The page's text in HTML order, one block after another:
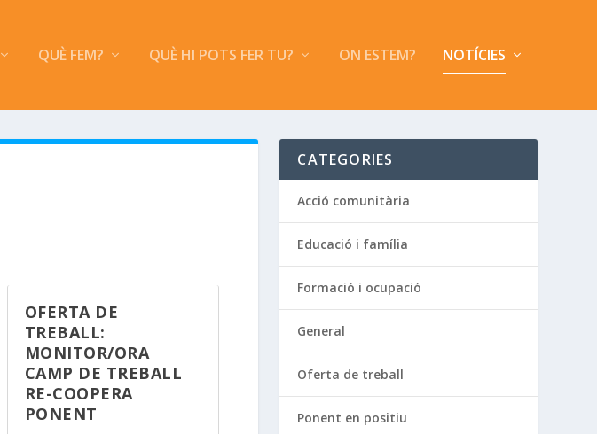
QUÈ FEM? QUÈ HI POTS FER TU? ON ESTEM? NOTÍCIES
OFERTA DE
TREBALL:
MONITOR/ORA
CAMP DE TREBALL
RE-COOPERA
PONENT
CATEGORIES
Acció comunitària
Educació i família
Formació i ocupació
General
Oferta de treball
Ponent en positiu